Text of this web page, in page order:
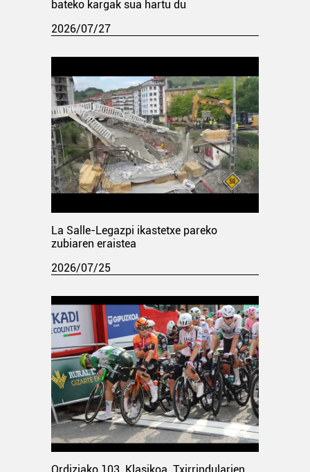
bateko kargak sua hartu du
2026/07/27
La Salle-Legazpi ikastetxe pareko
zubiaren eraistea
2026/07/25